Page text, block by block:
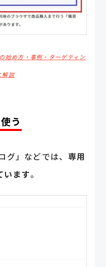
め方・事例・ターゲティン
解説
う
グ」などでは、 専用
います。